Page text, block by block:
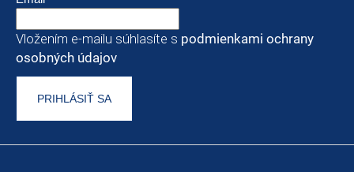
Vložením e-mailu súhlasíte s podmienkami ochrany
osobných údajov
PRIHLÁSIŤ SA